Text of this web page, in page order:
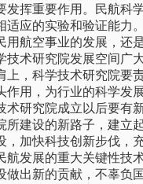
发挥重要作用。民航科
适应的实验和验证能力
航空事业的发展，还是
技术研究院发展空间广
上，科学技术研究院要
作用，为行业的科学发
研究院成立以后要有新
所建设的新路子，建立
，加快科技创新步伐，
航发展的重大关键性技
做出新的贡献，不辜负